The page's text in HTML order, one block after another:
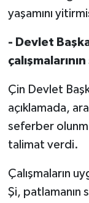
yaşamını
- Devlet
Çin Devlet
açıklamada,
seferber
talimat verdi.
Çalışmaların
Şi, patlamanın